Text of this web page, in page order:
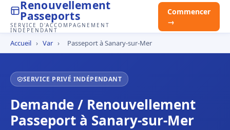
Renouvellement
Passeports
SERVICE D'ACCOMPAGNEMENT
INDÉPENDANT
Commencer
→
Accueil › Var › Passeport à Sanary-sur-Mer
SERVICE PRIVÉ INDÉPENDANT
Demande / Renouvellement
Passeport à Sanary-sur-Mer